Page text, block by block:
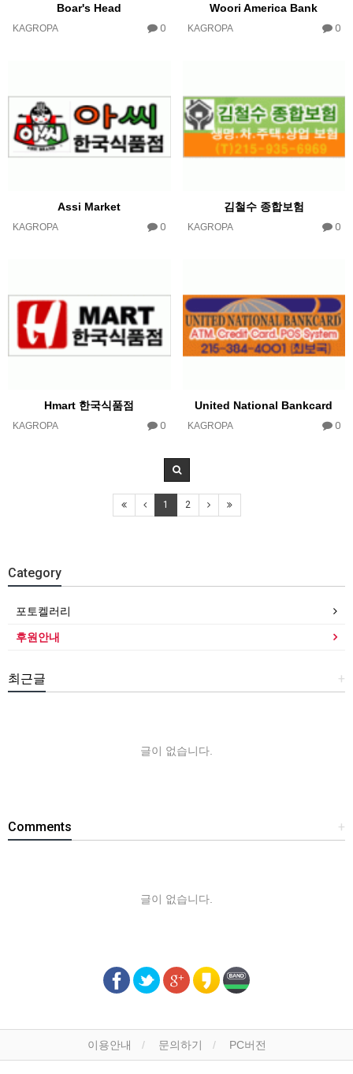
Boar's Head
KAGROPA 0
Woori America Bank
KAGROPA 0
Assi Market
KAGROPA 0
김철수 종합보험
KAGROPA 0
Hmart 한국식품점
KAGROPA 0
United National Bankcard
KAGROPA 0
1 2
Category
포토켈러리
후원안내
+
최근글
글이 없습니다.
+
Comments
글이 없습니다.
이용안내 문의하기 PC버전